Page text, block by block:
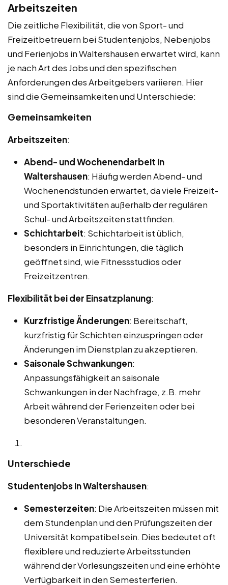
Arbeitszeiten
Die zeitliche Flexibilität, die von Sport- und
Freizeitbetreuern bei Studentenjobs, Nebenjobs
und Ferienjobs in Waltershausen erwartet wird, kann
je nach Art des Jobs und den spezifischen
Anforderungen des Arbeitgebers variieren. Hier
sind die Gemeinsamkeiten und Unterschiede:
Gemeinsamkeiten
Arbeitszeiten:
Abend- und Wochenendarbeit in
Waltershausen: Häufig werden Abend- und
Wochenendstunden erwartet, da viele Freizeit-
und Sportaktivitäten außerhalb der regulären
Schul- und Arbeitszeiten stattfinden.
Schichtarbeit: Schichtarbeit ist üblich,
besonders in Einrichtungen, die täglich
geöffnet sind, wie Fitnessstudios oder
Freizeitzentren.
Flexibilität bei der Einsatzplanung:
Kurzfristige Änderungen: Bereitschaft,
kurzfristig für Schichten einzuspringen oder
Änderungen im Dienstplan zu akzeptieren.
Saisonale Schwankungen:
Anpassungsfähigkeit an saisonale
Schwankungen in der Nachfrage, z.B. mehr
Arbeit während der Ferienzeiten oder bei
besonderen Veranstaltungen.
Unterschiede
Studentenjobs in Waltershausen:
Semesterzeiten: Die Arbeitszeiten müssen mit
dem Stundenplan und den Prüfungszeiten der
Universität kompatibel sein. Dies bedeutet oft
flexiblere und reduzierte Arbeitsstunden
während der Vorlesungszeiten und eine erhöhte
Verfügbarkeit in den Semesterferien.